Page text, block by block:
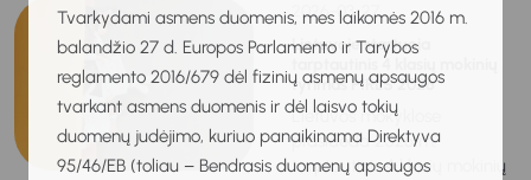
Tvarkydami asmens duomenis, mes laikomės 2016 m.
balandžio 27 d. Europos Parlamento ir Tarybos
reglamento 2016/679 dėl fizinių asmenų apsaugos
tvarkant asmens duomenis ir dėl laisvo tokių
duomenų judėjimo, kuriuo panaikinama Direktyva
95/46/EB (toliau – Bendrasis duomenų apsaugos
2026-03-27
Lietuvoje startuoja
tarptautinis 4 klasių mokinių
tyrimas PIRLS 2026
Lietuvos mokyklose
prasideda 2026 m.
tarptautinis 4 klasių mokinių